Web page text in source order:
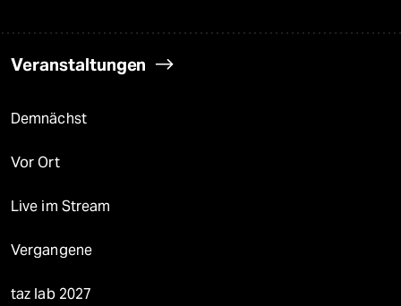
Veranstaltungen
Demnächst
Vor Ort
Live im Stream
Vergangene
taz lab 2027